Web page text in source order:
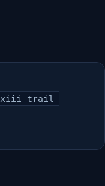
xiii-trail-